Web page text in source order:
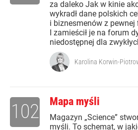
za daleko Jak w kinie
wykradł dane polskich
i biznesmenów z
I zamieścił je na forum
niedostępnej dla
Karolina Korwin-
Mapa myśli
Magazyn „Science”
myśli. To schemat, w
102